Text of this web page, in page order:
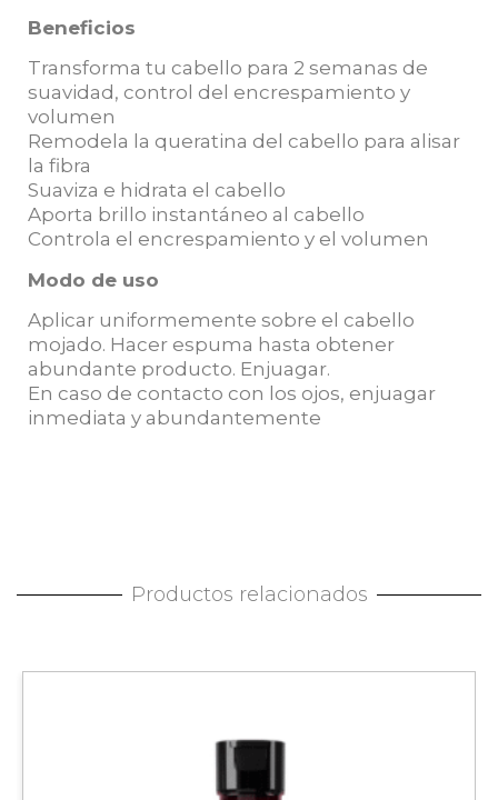
Beneficios
Transforma tu cabello para 2 semanas de
suavidad, control del encrespamiento y
volumen
Remodela la queratina del cabello para alisar
la fibra
Suaviza e hidrata el cabello
Aporta brillo instantáneo al cabello
Controla el encrespamiento y el volumen
Modo de uso
Aplicar uniformemente sobre el cabello
mojado. Hacer espuma hasta obtener
abundante producto. Enjuagar.
En caso de contacto con los ojos, enjuagar
inmediata y abundantemente
Productos relacionados